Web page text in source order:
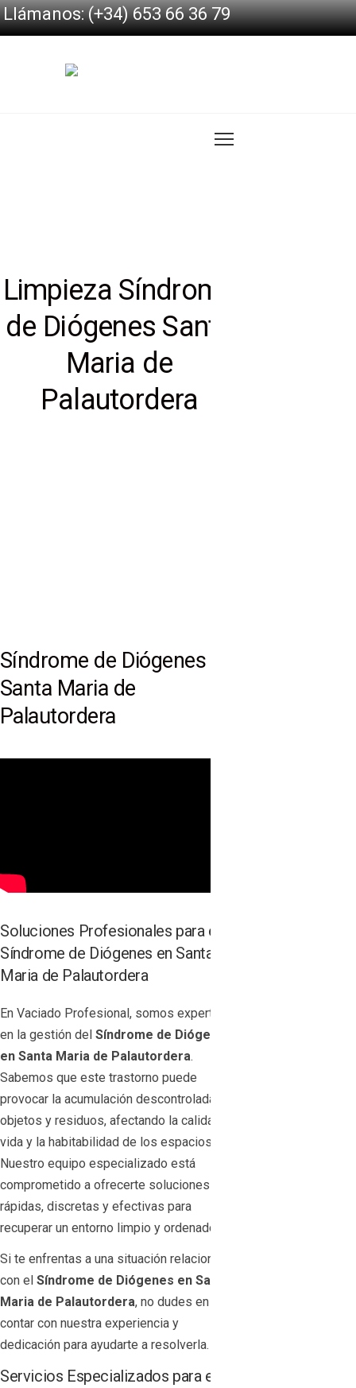
Llámanos: (+34) 653 66 36 79
Limpieza Síndrome
de Diógenes Santa
Maria de
Palautordera
Síndrome de Diógenes en
Santa Maria de
Palautordera
Soluciones Profesionales para el
Síndrome de Diógenes en Santa
Maria de Palautordera
En Vaciado Profesional, somos expertos
en la gestión del Síndrome de Diógenes
en Santa Maria de Palautordera.
Sabemos que este trastorno puede
provocar la acumulación descontrolada de
objetos y residuos, afectando la calidad de
vida y la habitabilidad de los espacios.
Nuestro equipo especializado está
comprometido a ofrecerte soluciones
rápidas, discretas y efectivas para
recuperar un entorno limpio y ordenado.
Si te enfrentas a una situación relacionada
con el Síndrome de Diógenes en Santa
Maria de Palautordera, no dudes en
contar con nuestra experiencia y
dedicación para ayudarte a resolverla.
Servicios Especializados para el